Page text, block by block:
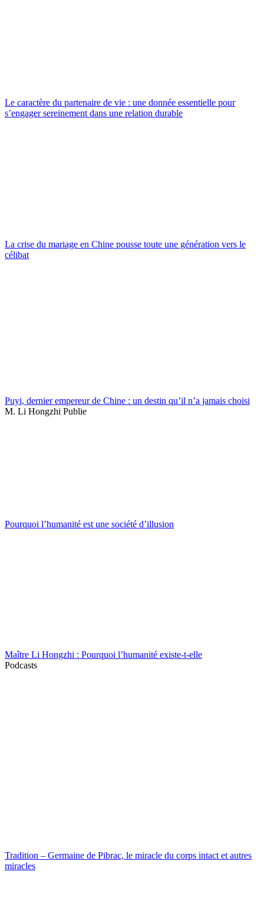
Le caractère du partenaire de vie : une donnée essentielle pour
s’engager sereinement dans une relation durable
La crise du mariage en Chine pousse toute une génération vers le
célibat
Puyi, dernier empereur de Chine : un destin qu’il n’a jamais choisi
M. Li Hongzhi Publie
Pourquoi l’humanité est une société d’illusion
Maître Li Hongzhi : Pourquoi l’humanité existe-t-elle
Podcasts
Tradition – Germaine de Pibrac, le miracle du corps intact et autres
miracles